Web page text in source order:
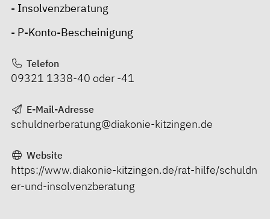
- Insolvenzberatung
- P-Konto-Bescheinigung
Telefon
09321 1338-40 oder -41
E-Mail-Adresse
schuldnerberatung@diakonie-kitzingen.de
Website
https://www.diakonie-kitzingen.de/rat-hilfe/schuldn
er-und-insolvenzberatung